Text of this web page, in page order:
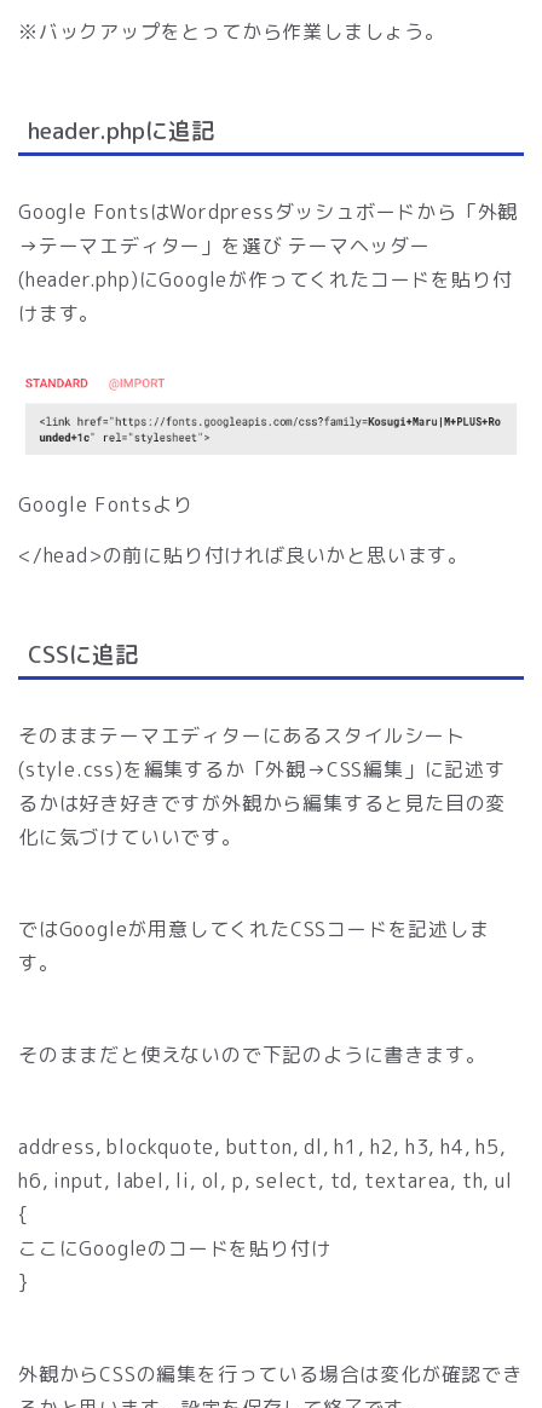
※バックアップをとってから作業しましょう。
header.phpに追記
Google FontsはWordpressダッシュボードから「外観
→テーマエディター」を選び テーマヘッダー
(header.php)にGoogleが作ってくれたコードを貼り付
けます。
Google Fontsより
</head>の前に貼り付ければ良いかと思います。
CSSに追記
そのままテーマエディターにあるスタイルシート
(style.css)を編集するか「外観→CSS編集」に記述す
るかは好き好きですが外観から編集すると見た目の変
化に気づけていいです。
ではGoogleが用意してくれたCSSコードを記述しま
す。
そのままだと使えないので下記のように書きます。
address, blockquote, button, dl, h1, h2, h3, h4, h5,
h6, input, label, li, ol, p, select, td, textarea, th, ul
{
ここにGoogleのコードを貼り付け
}
外観からCSSの編集を行っている場合は変化が確認でき